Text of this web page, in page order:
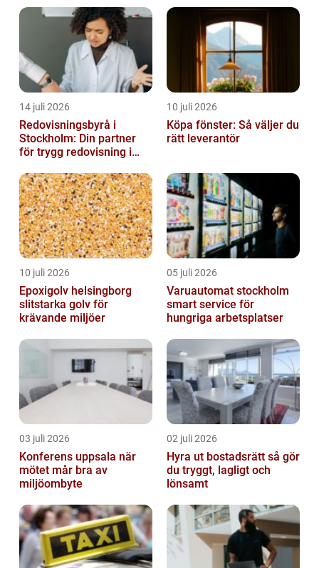
14 juli 2026
Redovisningsbyrå i
Stockholm: Din partner
för trygg redovisning i
10 juli 2026
Köpa fönster: Så väljer du
rätt leverantör
10 juli 2026
Epoxigolv helsingborg
slitstarka golv för
krävande miljöer
05 juli 2026
Varuautomat stockholm
smart service för
hungriga arbetsplatser
03 juli 2026
Konferens uppsala när
mötet mår bra av
miljöombyte
02 juli 2026
Hyra ut bostadsrätt så gör
du tryggt, lagligt och
lönsamt